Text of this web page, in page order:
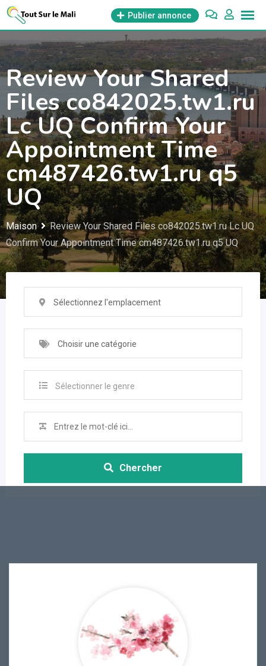
Aller
contenu
Publier annonce
Review Your Shared
Files co842025.tw1.ru
Lc UQ Confirm Your
Appointment Time
cm487426.tw1.ru q5
UQ
Maison
Review Your Shared Files co842025.tw1.ru Lc UQ
Confirm Your Appointment Time cm487426.tw1.ru q5 UQ
Sélectionnez l'emplacement
Choisir une catégorie
Sélectionner le genre
Chercher